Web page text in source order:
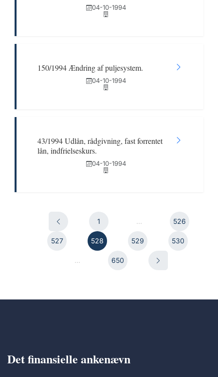
04-10-1994
150/1994 Ændring af puljesystem.
04-10-1994
43/1994 Udlån, rådgivning, fast forrentet
lån, indfrielseskurs.
04-10-1994
1 ... 526
527 528 529 530
... 650
Det finansielle ankenævn